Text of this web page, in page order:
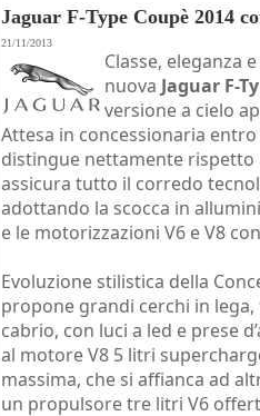
Jaguar F-Type Coupè 2014
21/11/2013
Classe, eleganza
nuova Jaguar F-
versione a cielo
Attesa in concessionaria
distingue nettamente rispetto
assicura tutto il corredo
adottando la scocca in
e le motorizzazioni V6 e V8
Evoluzione stilistica della
propone grandi cerchi in
cabrio, con luci a led e prese
al motore V8 5 litri
massima, che si affianca ad
un propulsore tre litri V6